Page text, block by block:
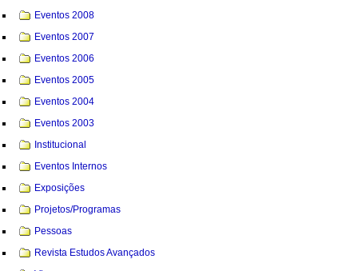
Eventos 2008
Eventos 2007
Eventos 2006
Eventos 2005
Eventos 2004
Eventos 2003
Institucional
Eventos Internos
Exposições
Projetos/Programas
Pessoas
Revista Estudos Avançados